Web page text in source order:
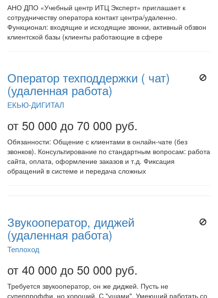
АНО ДПО «Учебный центр ИТЦ Эксперт» приглашает к
сотрудничеству оператора контакт центра/удаленно.
Функционал: входящие и исходящие звонки, активный обзвон
клиентской базы (клиенты работающие в сфере
Оператор техподдержки ( чат)
(удаленная работа)
ЕКЬЮ-ДИГИТАЛ
от 50 000 до 70 000 руб.
Обязанности: Общение с клиентами в онлайн-чате (без
звонков). Консультирование по стандартным вопросам: работа
сайта, оплата, оформление заказов и т.д. Фиксация
обращений в системе и передача сложных
Звукооператор, диджей
(удаленная работа)
Теплоход
от 40 000 до 50 000 руб.
Требуется звукооператор, он же диджей. Пусть не
суперпроффи, но хороший. С "ушами". Умеющий работать со